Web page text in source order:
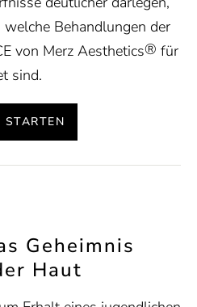
welche Behandlungen der
von Merz Aesthetics® für
sind.
STARTEN
Geheimnis
Haut